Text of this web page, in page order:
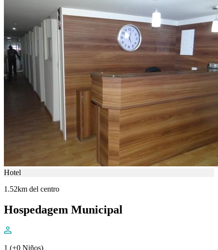
Hotel
1.52km del centro
Hospedagem Municipal
1 (+0 Niños)